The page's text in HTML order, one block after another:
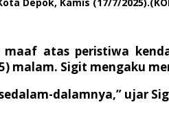
atas peristiwa
malam. Sigit mengaku
dalamnya,” ujar